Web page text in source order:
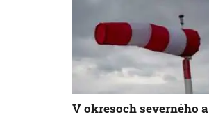
V okresoch severného a